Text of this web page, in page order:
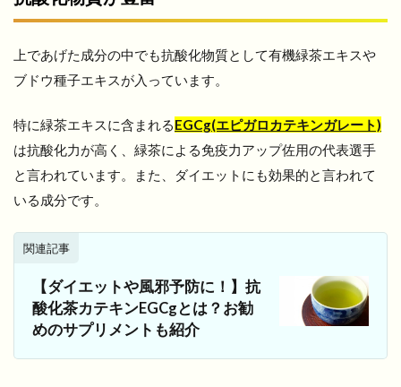
上であげた成分の中でも抗酸化物質として有機緑茶エキスや
ブドウ種子エキスが入っています。
特に緑茶エキスに含まれるEGCg(エピガロカテキンガレート)
は抗酸化力が高く、緑茶による免疫力アップ佐用の代表選手
と言われています。また、ダイエットにも効果的と言われて
いる成分です。
関連記事
【ダイエットや風邪予防に！】抗
酸化茶カテキンEGCgとは？お勧
めのサプリメントも紹介